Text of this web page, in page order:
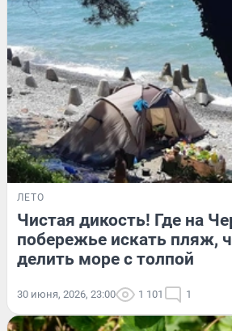
ЛЕТО
Чистая дикость! Где на
побережье искать пляж,
делить море с толпой
30 июня, 2026, 23:00 1 101 1